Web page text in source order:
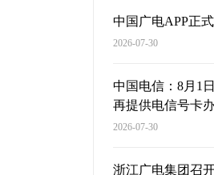
中国广电APP正
2026-07-30
中国电信：8月1
再提供电信号卡
2026-07-30
浙江广电集团召